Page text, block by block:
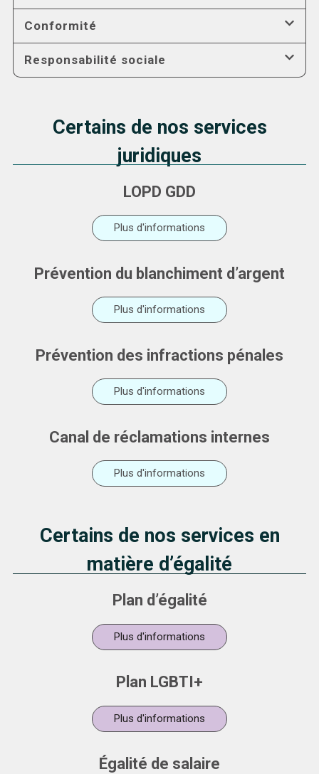
Conformité
Responsabilité sociale
Certains de nos services
juridiques
LOPD GDD
Plus d'informations
Prévention du blanchiment d’argent
Plus d'informations
Prévention des infractions pénales
Plus d'informations
Canal de réclamations internes
Plus d'informations
Certains de nos services en
matière d’égalité
Plan d’égalité
Plus d'informations
Plan LGBTI+
Plus d'informations
Égalité de salaire